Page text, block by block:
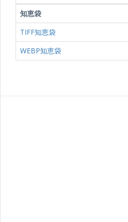
知恵袋
TIFF知恵袋
WEBP知恵袋